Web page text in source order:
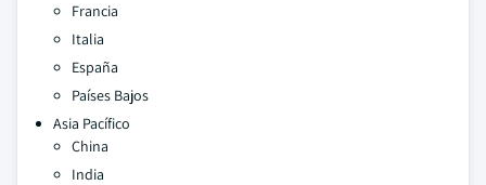
Francia
Italia
España
Países Bajos
Asia Pacífico
China
India